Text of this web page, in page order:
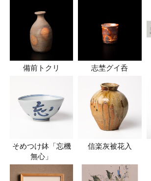
備前トクリ 志埜グイ呑
そめつけ鉢「忘機
無心」
信楽灰被花入